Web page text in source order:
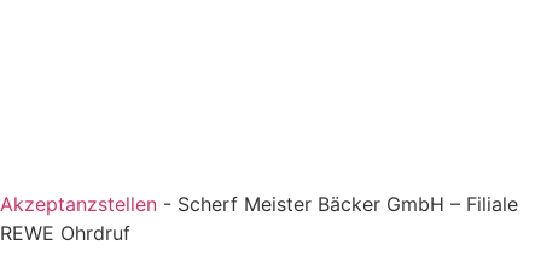
Akzeptanzstellen - Scherf Meister Bäcker GmbH – Filiale
REWE Ohrdruf